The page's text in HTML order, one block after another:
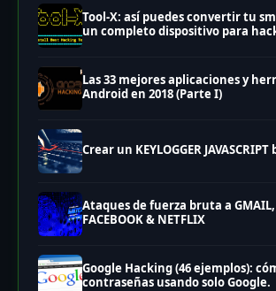
Tool-X: así puedes convertir tu
un completo dispositivo para
Las 33 mejores aplicaciones y
Android en 2018 (Parte I)
Crear un KEYLOGGER
Ataques de fuerza bruta a GMAIL,
FACEBOOK & NETFLIX
Google Hacking (46 ejemplos):
contraseñas usando solo Google.